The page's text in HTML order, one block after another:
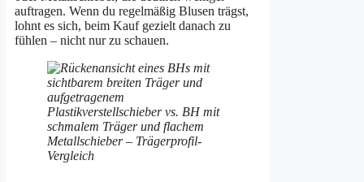
auftragen. Wenn du regelmäßig Blusen trägst,
lohnt es sich, beim Kauf gezielt danach zu
fühlen – nicht nur zu schauen.